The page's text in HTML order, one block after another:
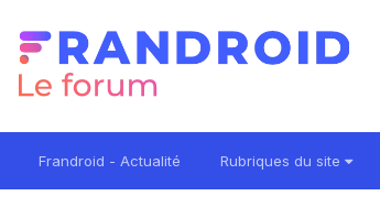
Frandroid - Actualité Rubriques du site